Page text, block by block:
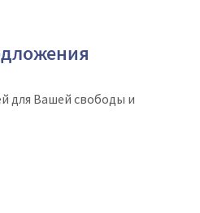
для Вашей свободы и